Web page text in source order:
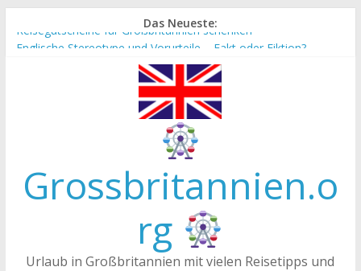
Inhalt
Das Neueste:
Reisegutscheine für Großbritannien schenken
Englische Stereotype und Vorurteile – Fakt oder Fiktion?
Die Unterschiede zwischen Vereinigtes Königreich,
Großbritannien und England
Tea-Time – Was wird in Großbritannien getrunken?
Grossbritannien.o
rg
Urlaub in Großbritannien mit vielen Reisetipps und